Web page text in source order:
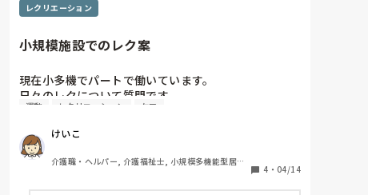
レクリエーション
小規模施設でのレク案
現在小多機でパートで働いています。
日々のレクについて質問です。
小規模な施設で利用者も少なく、午後のレクの時間に
スタッフ1人と利用者2名、のような場合のレク案があ
れば教えてほしいです。利用者とはコミニュケーショ
ンがとれて、ADLほぼ自立です。
今は、テーブルゲーム(トランプ等)や介護予防運動を
運動 レクリエーション ケア
けいこ
介護職・ヘルパー, 介護福祉士, 小規模多機能型居宅
4 ・ 04/14